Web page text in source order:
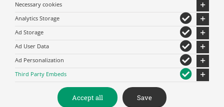
Necessary cookies
Analytics Storage
Ad Storage
Ad User Data
Ad Personalization
Third Party Embeds
Accept all Save